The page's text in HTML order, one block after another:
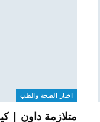
اخبار الصحة والطب